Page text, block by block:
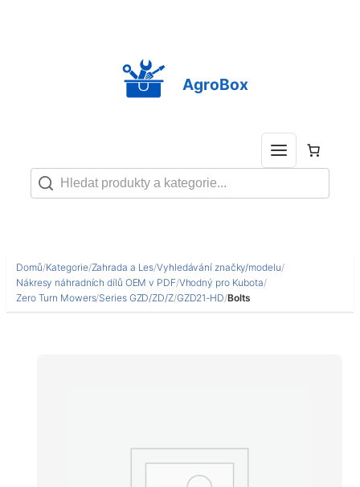
AgroBox
Domů/Kategorie/Zahrada a Les/Vyhledávání značky/modelu/
Nákresy náhradních dílů OEM v PDF/Vhodný pro Kubota/
Zero Turn Mowers/Series GZD/ZD/Z/GZD21-HD/Bolts